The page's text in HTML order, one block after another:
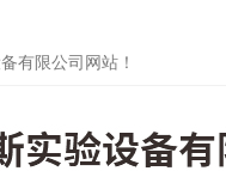
有限公司网站！